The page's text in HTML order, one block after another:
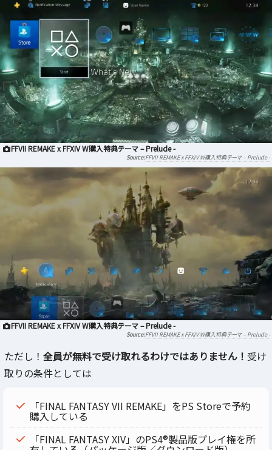
FFVII REMAKE x FFXIV W購入特典テーマ – Prelude -
FFVII REMAKE x FFXIV W購入特典テーマ – Prelude -
FFVII REMAKE x FFXIV W購入特典テーマ – Prelude -
FFVII REMAKE x FFXIV W購入特典テーマ – Prelude -
ただし！ 全員が無料で受け取れるわけではありません！ 受け
取りの条件としては
「FINAL FANTASY VII REMAKE」をPS Storeで予約
購入している
「FINAL FANTASY XIV」のPS4®製品版プレイ権を所